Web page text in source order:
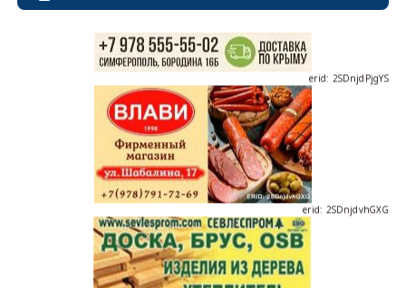
erid: 2SDnjdPjgYS
erid: 2SDnjdvhGXG